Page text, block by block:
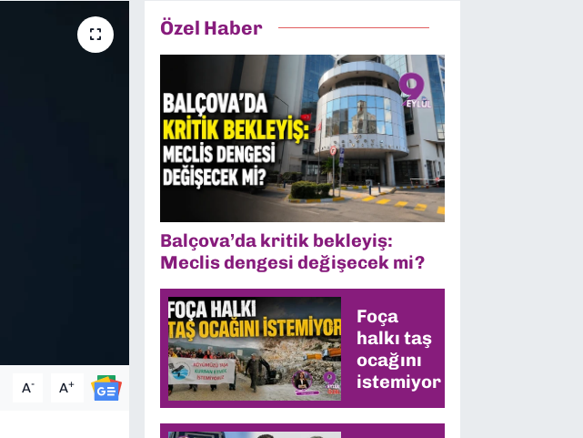
A- A+
Özel Haber
Balçova’da kritik bekleyiş:
Meclis dengesi değişecek mi?
Foça
halkı taş
ocağını
istemiyor